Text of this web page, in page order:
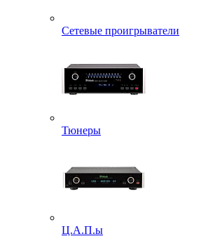
Сетевые проигрыватели
Тюнеры
Ц.А.П.ы